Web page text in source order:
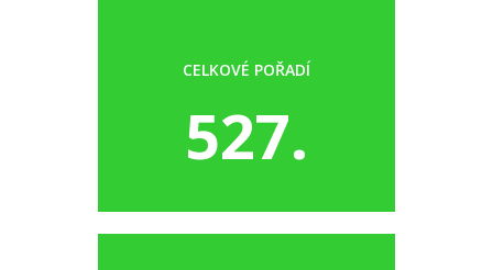
CELKOVÉ POŘADÍ
527.